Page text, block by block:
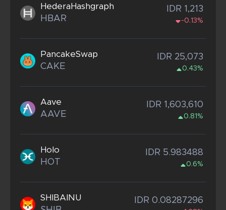
HederaHashgraph
HBAR
IDR 1,213
-0.13%
PancakeSwap
CAKE
IDR 25,073
0.43%
Aave
AAVE
IDR 1,603,610
0.81%
Holo
HOT
IDR 5.983488
0.6%
SHIBAINU IDR 0.08287296